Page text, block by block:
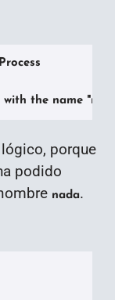
the name
porque
podido
nada.